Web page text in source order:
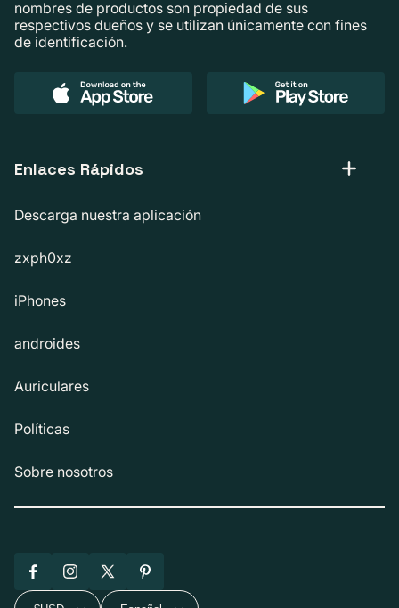
nombres de productos son propiedad de sus
respectivos dueños y se utilizan únicamente con fines
de identificación.
Enlaces Rápidos
Descarga nuestra aplicación
zxph0xz
iPhones
androides
Auriculares
Políticas
Sobre nosotros
FacebookInstagram
X
(Twitter)
Pinterest